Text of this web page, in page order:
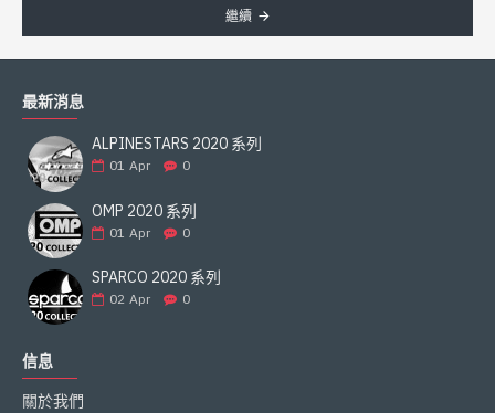
繼續
最新消息
ALPINESTARS 2020 系列
01 Apr 0
OMP 2020 系列
01 Apr 0
SPARCO 2020 系列
02 Apr 0
信息
關於我們